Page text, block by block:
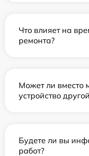
Что влияет на
ремонта?
Может ли вместо
устройство
Будете ли вы
работ?